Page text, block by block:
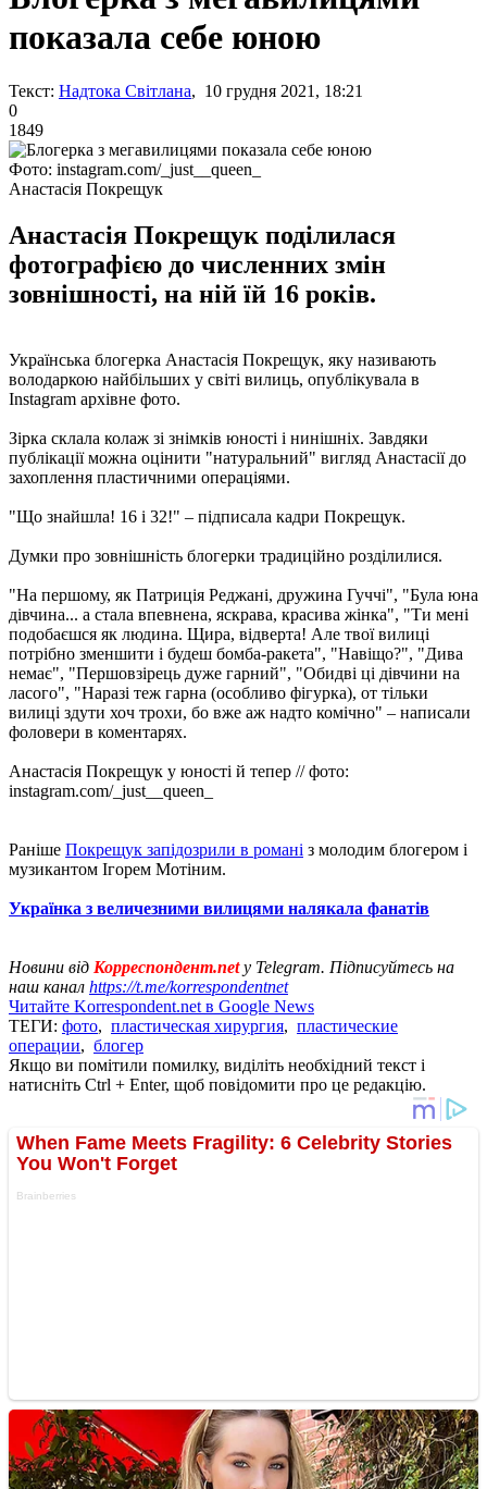
показала себе юною
Текст: Надтока Світлана, 10 грудня 2021, 18:21
0
1849
Фото: instagram.com/_just__queen_
Анастасія Покрещук
Анастасія Покрещук поділилася
фотографією до численних змін
зовнішності, на ній їй 16 років.
Українська блогерка Анастасія Покрещук, яку називають
володаркою найбільших у світі вилиць, опублікувала в
Instagram архівне фото.
Зірка склала колаж зі знімків юності і нинішніх. Завдяки
публікації можна оцінити "натуральний" вигляд Анастасії до
захоплення пластичними операціями.
"Що знайшла! 16 і 32!" – підписала кадри Покрещук.
Думки про зовнішність блогерки традиційно розділилися.
"На першому, як Патриція Реджані, дружина Гуччі", "Була юна
дівчина... а стала впевнена, яскрава, красива жінка", "Ти мені
подобаєшся як людина. Щира, відверта! Але твої вилиці
потрібно зменшити і будеш бомба-ракета", "Навіщо?", "Дива
немає", "Першовзірець дуже гарний", "Обидві ці дівчини на
ласого", "Наразі теж гарна (особливо фігурка), от тільки
вилиці здути хоч трохи, бо вже аж надто комічно" – написали
фоловери в коментарях.
Анастасія Покрещук у юності й тепер // фото:
instagram.com/_just__queen_
Раніше Покрещук запідозрили в романі з молодим блогером і
музикантом Ігорем Мотіним.
Українка з величезними вилицями налякала фанатів
Новини від Корреспондент.netу Telegram. Підписуйтесь на
наш канал https://t.me/korrespondentnet
Читайте Korrespondent.net в Google News
ТЕГИ: фото, пластическая хирургия, пластические
операции, блогер
Якщо ви помітили помилку, виділіть необхідний текст і
натисніть Ctrl + Enter, щоб повідомити про це редакцію.